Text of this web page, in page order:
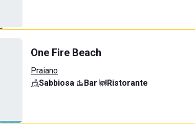
One Fire Beach
Praiano
Sabbiosa· Bar·
Ristorante